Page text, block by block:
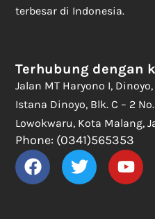
terbesar di Indonesia.
Terhubung dengan
Jalan MT Haryono I,
Istana Dinoyo, Blk. C – 2
Lowokwaru, Kota Malang,
Phone: (0341)565353